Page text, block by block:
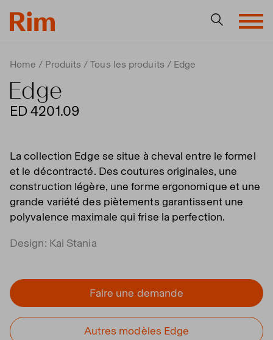
Home Produits Tous les produits Edge
Edge
ED 4201.09
La collection Edge se situe à cheval entre le formel
et le décontracté. Des coutures originales, une
construction légère, une forme ergonomique et une
grande variété des piètements garantissent une
polyvalence maximale qui frise la perfection.
Design: Kai Stania
Faire une demande
Autres modèles Edge